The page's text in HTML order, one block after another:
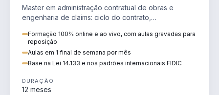
Master em administração contratual de obras e
engenharia de claims: ciclo do contrato,
Formação 100% online e ao vivo, com aulas gravadas para
reposição
Aulas em 1 final de semana por mês
Base na Lei 14.133 e nos padrões internacionais FIDIC
DURAÇÃO
12 meses